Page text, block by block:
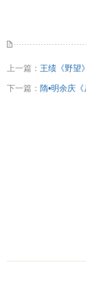
上一篇： 王绩《野望
下一篇： 隋•明余庆